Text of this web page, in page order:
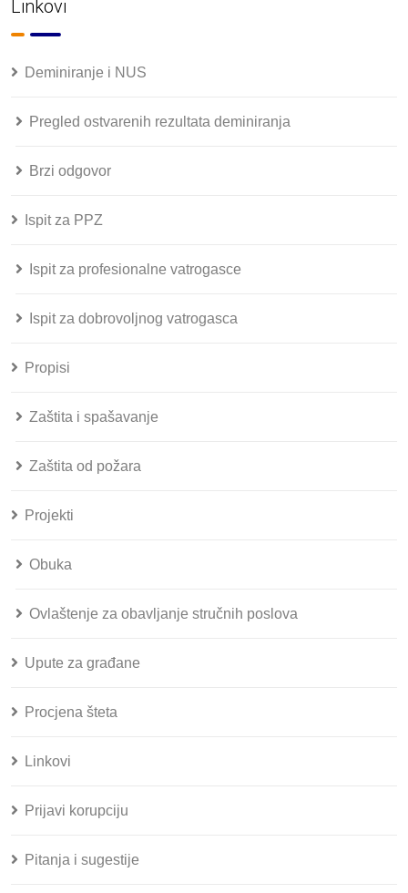
Linkovi
Deminiranje i NUS
Pregled ostvarenih rezultata deminiranja
Brzi odgovor
Ispit za PPZ
Ispit za profesionalne vatrogasce
Ispit za dobrovoljnog vatrogasca
Propisi
Zaštita i spašavanje
Zaštita od požara
Projekti
Obuka
Ovlaštenje za obavljanje stručnih poslova
Upute za građane
Procjena šteta
Linkovi
Prijavi korupciju
Pitanja i sugestije